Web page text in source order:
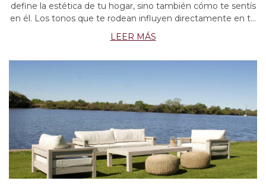
define la estética de tu hogar, sino también cómo te sentís
en él. Los tonos que te rodean influyen directamente en tu
bienestar y tu energía diaria. En Bed Collection Home, te
ayudamos a encontr
LEER MÁS